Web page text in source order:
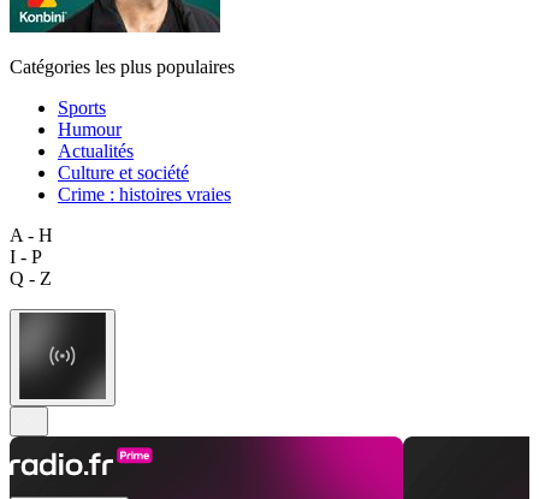
Catégories les plus populaires
Sports
Humour
Actualités
Culture et société
Crime : histoires vraies
A - H
I - P
Q - Z